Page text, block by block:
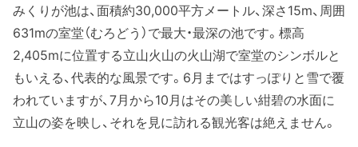
みくりが池は、面積約30,000平方メートル、深さ15m、周囲
631mの室堂（むろどう）で最大・最深の池です。標高
2,405mに位置する立山火山の火山湖で室堂のシンボルと
もいえる、代表的な風景です。6月まではすっぽりと雪で覆
われていますが、7月から10月はその美しい紺碧の水面に
立山の姿を映し、それを見に訪れる観光客は絶えません。